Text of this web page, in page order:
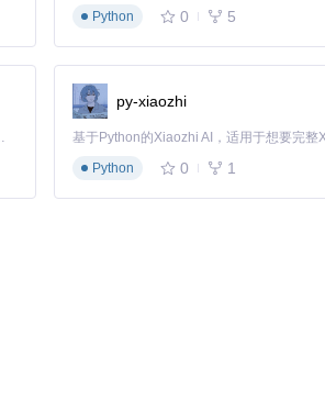
Python
0 5
还是希望用代码贡献证明自己的开发者，都能在这里找到属于你的成长路径。
py-xiaozhi
Python
0 1